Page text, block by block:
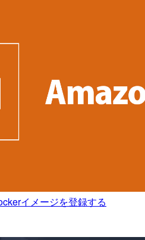
イメージを登録する